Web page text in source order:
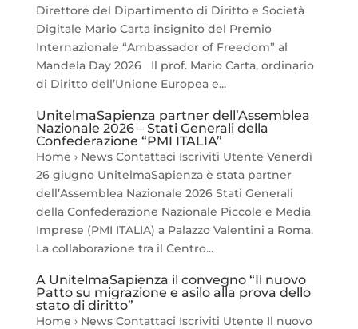
Direttore del Dipartimento di Diritto e Società
Digitale Mario Carta insignito del Premio
Internazionale “Ambassador of Freedom” al
Mandela Day 2026 Il prof. Mario Carta, ordinario
di Diritto dell’Unione Europea e...
UnitelmaSapienza partner dell’Assemblea
Nazionale 2026 – Stati Generali della
Confederazione “PMI ITALIA”
Home › News Contattaci Iscriviti Utente Venerdì
26 giugno UnitelmaSapienza è stata partner
dell’Assemblea Nazionale 2026 Stati Generali
della Confederazione Nazionale Piccole e Media
Imprese (PMI ITALIA) a Palazzo Valentini a Roma.
La collaborazione tra il Centro...
A UnitelmaSapienza il convegno “Il nuovo
Patto su migrazione e asilo alla prova dello
stato di diritto”
Home › News Contattaci Iscriviti Utente Il nuovo